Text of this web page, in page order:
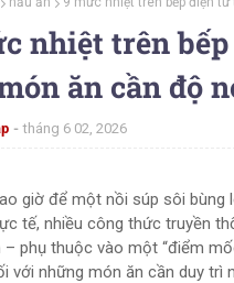
nhiệt trên
ăn cần độ
tháng 6 02, 2026
giờ để một nồi súp sôi bùng
tế, nhiều công thức truyền
– phụ thuộc vào một “điểm
với những món ăn cần duy